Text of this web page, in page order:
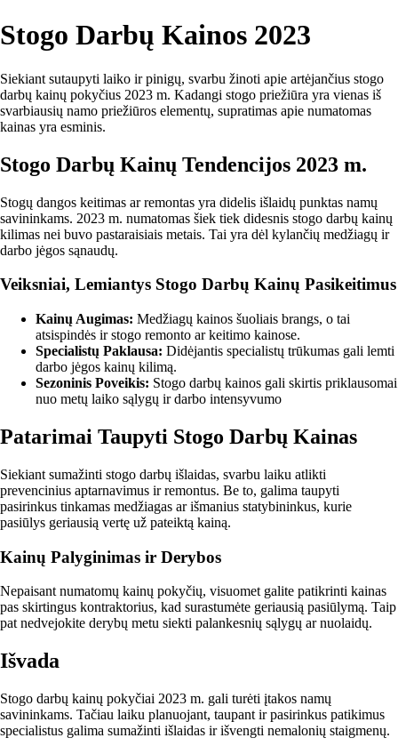
Stogo Darbų Kainos 2023
Siekiant sutaupyti laiko ir pinigų, svarbu žinoti apie artėjančius stogo
darbų kainų pokyčius 2023 m. Kadangi stogo priežiūra yra vienas iš
svarbiausių namo priežiūros elementų, supratimas apie numatomas
kainas yra esminis.
Stogo Darbų Kainų Tendencijos 2023 m.
Stogų dangos keitimas ar remontas yra didelis išlaidų punktas namų
savininkams. 2023 m. numatomas šiek tiek didesnis stogo darbų kainų
kilimas nei buvo pastaraisiais metais. Tai yra dėl kylančių medžiagų ir
darbo jėgos sąnaudų.
Veiksniai, Lemiantys Stogo Darbų Kainų Pasikeitimus
Kainų Augimas: Medžiagų kainos šuoliais brangs, o tai
atsispindės ir stogo remonto ar keitimo kainose.
Specialistų Paklausa: Didėjantis specialistų trūkumas gali lemti
darbo jėgos kainų kilimą.
Sezoninis Poveikis: Stogo darbų kainos gali skirtis priklausomai
nuo metų laiko sąlygų ir darbo intensyvumo
Patarimai Taupyti Stogo Darbų Kainas
Siekiant sumažinti stogo darbų išlaidas, svarbu laiku atlikti
prevencinius aptarnavimus ir remontus. Be to, galima taupyti
pasirinkus tinkamas medžiagas ar išmanius statybininkus, kurie
pasiūlys geriausią vertę už pateiktą kainą.
Kainų Palyginimas ir Derybos
Nepaisant numatomų kainų pokyčių, visuomet galite patikrinti kainas
pas skirtingus kontraktorius, kad surastumėte geriausią pasiūlymą. Taip
pat nedvejokite derybų metu siekti palankesnių sąlygų ar nuolaidų.
Išvada
Stogo darbų kainų pokyčiai 2023 m. gali turėti įtakos namų
savininkams. Tačiau laiku planuojant, taupant ir pasirinkus patikimus
specialistus galima sumažinti išlaidas ir išvengti nemalonių staigmenų.